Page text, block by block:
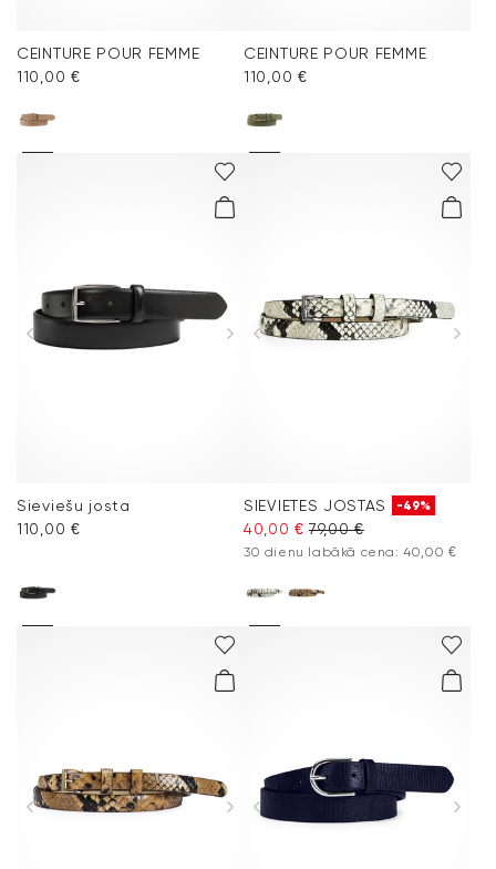
CEINTURE POUR FEMME
110,00 €
CEINTURE POUR FEMME
110,00 €
Sieviešu josta
110,00 €
SIEVIETES JOSTAS -49%
40,00 € 79,00 €
30 dienu labākā cena: 40,00 €